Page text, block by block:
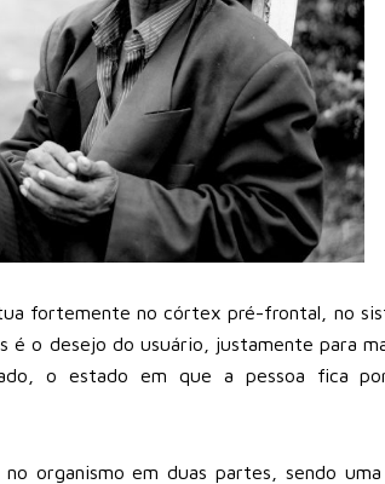
fortemente no córtex pré-frontal, no
é o desejo do usuário, justamente para
o estado em que a pessoa fica
organismo em duas partes, sendo